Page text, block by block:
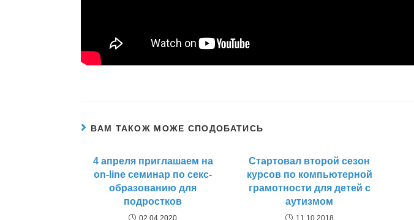
ВАМ ТАКОЖ МОЖЕ СПОДОБАТИСЬ
4 апреля приглашаем на
on-line семинар по секс-
образованию для
подростков
02.04.2020
Стартовал второй сезон
курсов по компьютерной
грамотности для детей с
аутизмом
11.10.2018